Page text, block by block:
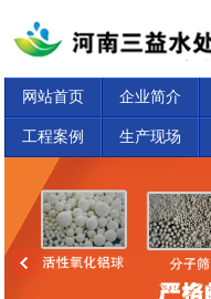
网站首页 企业简介
工程案例 生产现场